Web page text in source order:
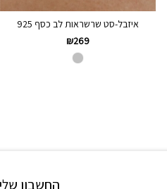
איזבל-סט שרשראות לב כסף 925
₪269
החשבון שלי